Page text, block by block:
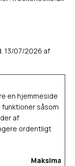
13/07/2026 af
en hjemmeside
såsom
af
ordentligt
Maksimal